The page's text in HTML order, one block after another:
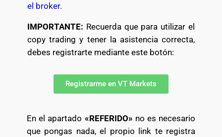
el broker.
IMPORTANTE: Recuerda que para utilizar el
copy trading y tener la asistencia correcta,
debes registrarte mediante este botón:
Registrarme en VT Markets
En el apartado «REFERIDO» no es necesario
que pongas nada, el propio link te registra